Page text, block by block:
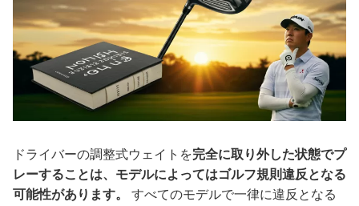
ドライバーの調整式ウェイトを完全に取り外した状態でプ
レーすることは、モデルによってはゴルフ規則違反となる
可能性があります。
すべてのモデルで一律に違反となる